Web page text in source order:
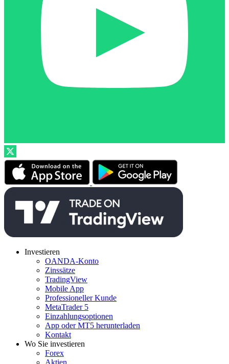
Investieren
OANDA-Konto
Zinssätze
TradingView
Mobile App
Professioneller Kunde
MetaTrader 5
Einzahlungsoptionen
App oder MT5 herunterladen
Kontakt
Wo Sie investieren
Forex
Aktien